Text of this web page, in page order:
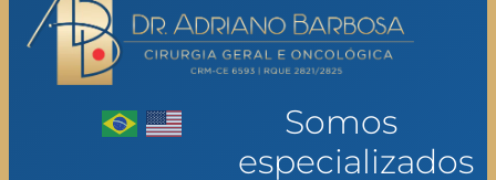
Somos
especializados